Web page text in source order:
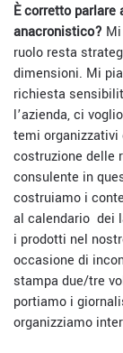
È corretto
anacronistico?
ruolo resta
dimensioni. Mi
richiesta
l’azienda, ci
temi
costruzione delle
consulente in
costruiamo i
al calendario dei
i prodotti nel
occasione di
stampa due/tre
portiamo i
organizziamo